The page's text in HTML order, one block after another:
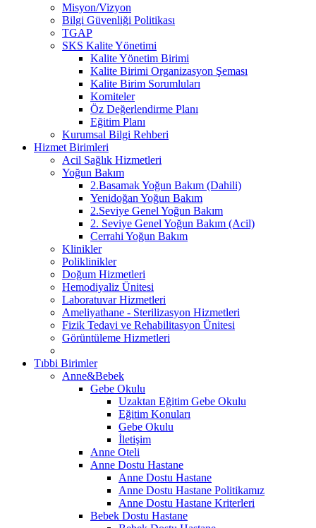
Misyon/Vizyon
Bilgi Güvenliği Politikası
TGAP
SKS Kalite Yönetimi
Kalite Yönetim Birimi
Kalite Birimi Organizasyon Şeması
Kalite Birim Sorumluları
Komiteler
Öz Değerlendirme Planı
Eğitim Planı
Kurumsal Bilgi Rehberi
Hizmet Birimleri
Acil Sağlık Hizmetleri
Yoğun Bakım
2.Basamak Yoğun Bakım (Dahili)
Yenidoğan Yoğun Bakım
2.Seviye Genel Yoğun Bakım
2. Seviye Genel Yoğun Bakım (Acil)
Cerrahi Yoğun Bakım
Klinikler
Poliklinikler
Doğum Hizmetleri
Hemodiyaliz Ünitesi
Laboratuvar Hizmetleri
Ameliyathane - Sterilizasyon Hizmetleri
Fizik Tedavi ve Rehabilitasyon Ünitesi
Görüntüleme Hizmetleri
Tıbbi Birimler
Anne&Bebek
Gebe Okulu
Uzaktan Eğitim Gebe Okulu
Eğitim Konuları
Gebe Okulu
İletişim
Anne Oteli
Anne Dostu Hastane
Anne Dostu Hastane
Anne Dostu Hastane Politikamız
Anne Dostu Hastane Kriterleri
Bebek Dostu Hastane